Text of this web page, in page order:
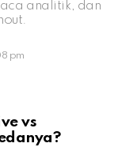
analitik, dan
pm
vs